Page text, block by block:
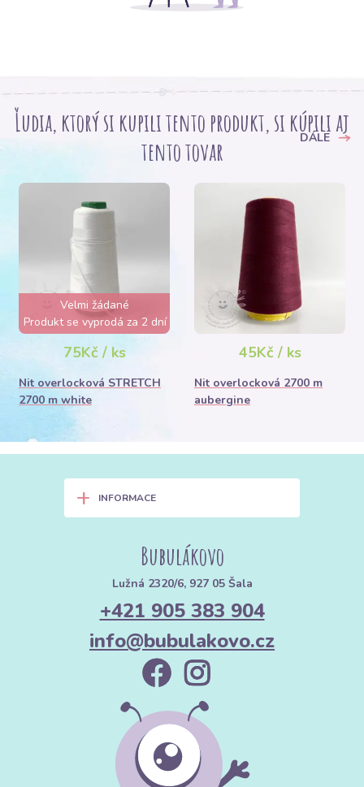
Ľudia, ktorý si kupili tento produkt, si kúpili aj
tento tovar
DÁLE
Velmi žádané
Produkt se vyprodá za 2 dní
75Kč / ks
Nit overlocková STRETCH
2700 m white
45Kč / ks
Nit overlocková 2700 m
aubergine
+ INFORMACE
Bubulákovo
Lužná 2320/6, 927 05 Šala
+421 905 383 904
info@bubulakovo.cz